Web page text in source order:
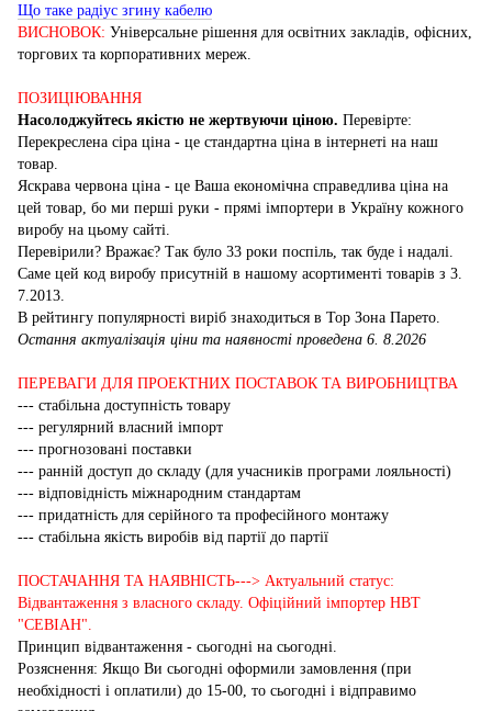
Що таке радіус згину кабелю
ВИСНОВОК: Універсальне рішення для освітних закладів, офісних,
торгових та корпоративних мереж.
ПОЗИЦІЮВАННЯ
Насолоджуйтесь якістю не жертвуючи ціною. Перевірте:
Перекреслена сіра ціна - це стандартна ціна в інтернеті на наш
товар.
Яскрава червона ціна - це Ваша економічна справедлива ціна на
цей товар, бо ми перші руки - прямі імпортери в Україну кожного
виробу на цьому сайті.
Перевірили? Вражає? Так було 33 роки поспіль, так буде і надалі.
Саме цей код виробу присутній в нашому асортименті товарів з 3.
7.2013.
В рейтингу популярності виріб знаходиться в Top Зона Парето.
Остання актуалізація ціни та наявності проведена 6. 8.2026
ПЕРЕВАГИ ДЛЯ ПРОЕКТНИХ ПОСТАВОК ТА ВИРОБНИЦТВА
--- стабільна доступність товару
--- регулярний власний імпорт
--- прогнозовані поставки
--- ранній доступ до складу (для учасників програми лояльності)
--- відповідність міжнародним стандартам
--- придатність для серійного та професійного монтажу
--- стабільна якість виробів від партії до партії
ПОСТАЧАННЯ ТА НАЯВНІСТЬ---> Актуальний статус:
Відвантаження з власного складу. Офіційний імпортер НВТ
"СЕВІАН".
Принцип відвантаження - сьогодні на сьогодні.
Розяснення: Якщо Ви сьогодні оформили замовлення (при
необхідності і оплатили) до 15-00, то сьогодні і відправимо